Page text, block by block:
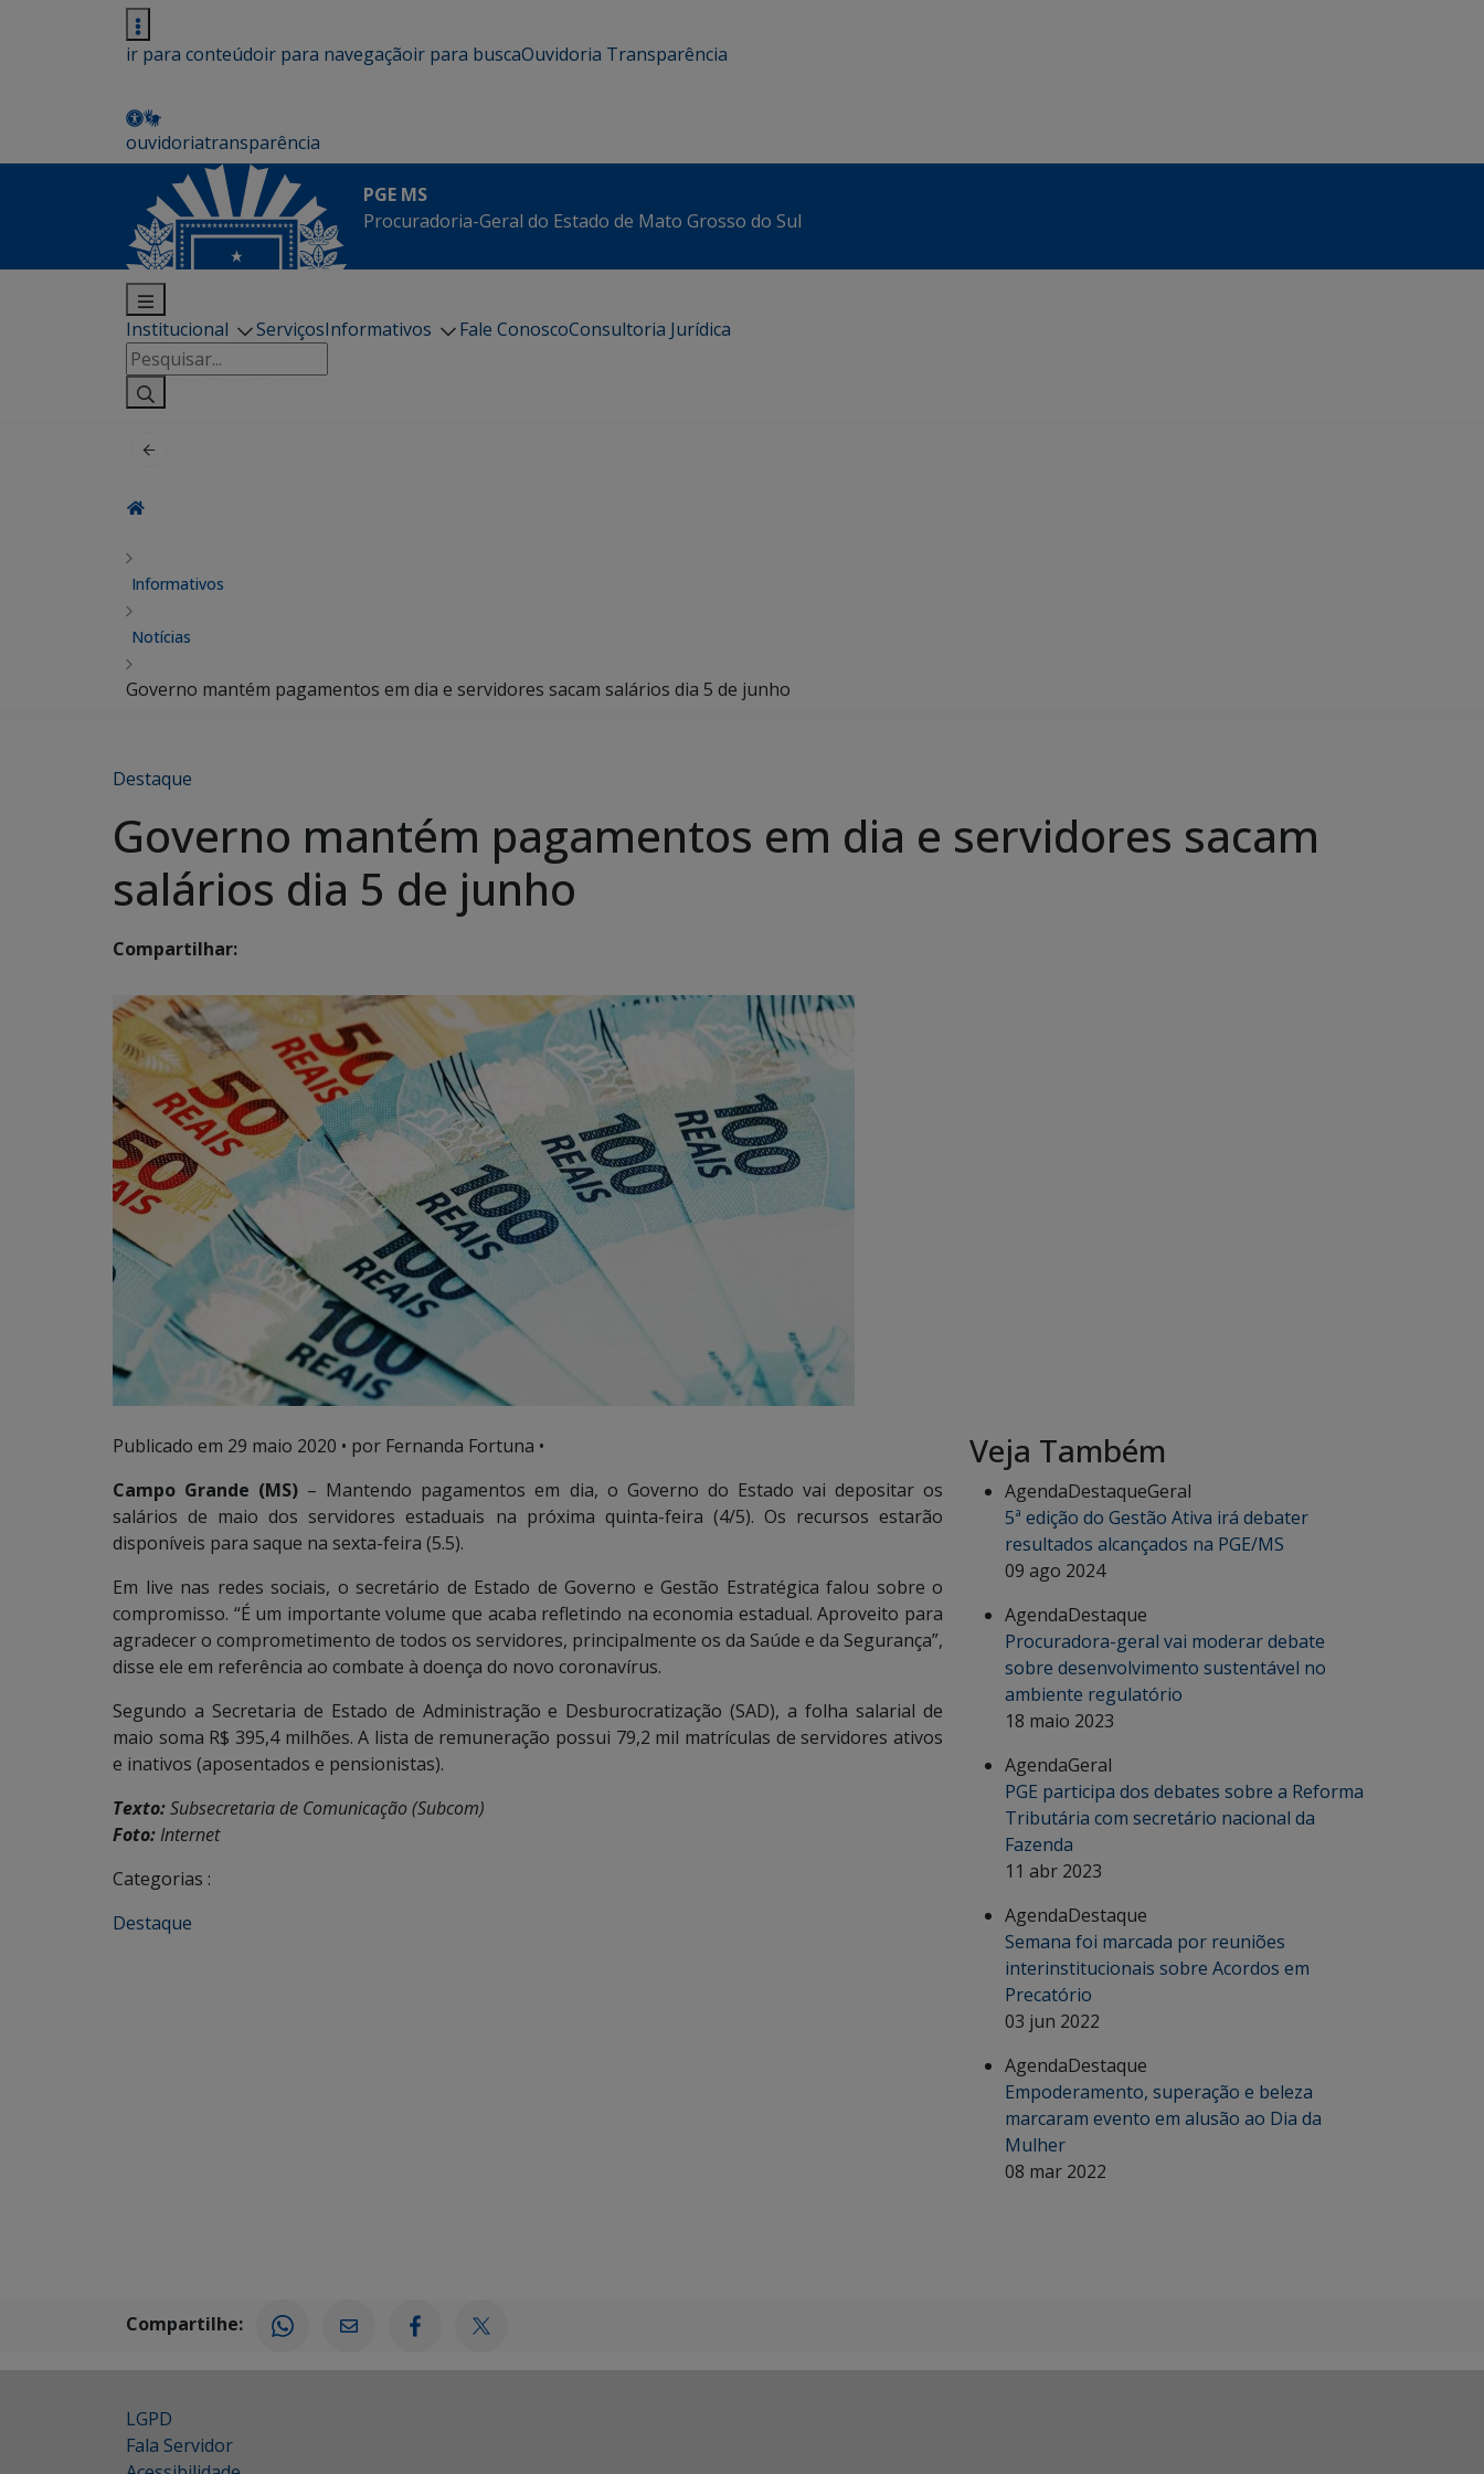
ir para conteúdoir para navegaçãoir para buscaOuvidoria Transparência
ouvidoriatransparência
PGE MS
Procuradoria-Geral do Estado de Mato Grosso do Sul
Institucional ServiçosInformativos Fale ConoscoConsultoria Jurídica
Pesquisar
por:
Informativos
Notícias
Governo mantém pagamentos em dia e servidores sacam salários dia 5 de junho
Destaque
Governo mantém pagamentos em dia e servidores sacam
salários dia 5 de junho
Compartilhar:
Publicado em 29 maio 2020 • por Fernanda Fortuna •
Campo Grande (MS) – Mantendo pagamentos em dia, o Governo do Estado vai depositar os
salários de maio dos servidores estaduais na próxima quinta-feira (4/5). Os recursos estarão
disponíveis para saque na sexta-feira (5.5).
Em live nas redes sociais, o secretário de Estado de Governo e Gestão Estratégica falou sobre o
compromisso. “É um importante volume que acaba refletindo na economia estadual. Aproveito para
agradecer o comprometimento de todos os servidores, principalmente os da Saúde e da Segurança”,
disse ele em referência ao combate à doença do novo coronavírus.
Segundo a Secretaria de Estado de Administração e Desburocratização (SAD), a folha salarial de
maio soma R$ 395,4 milhões. A lista de remuneração possui 79,2 mil matrículas de servidores ativos
e inativos (aposentados e pensionistas).
Texto:Subsecretaria de Comunicação (Subcom)
Foto:Internet
Categorias :
Destaque
Veja Também
AgendaDestaqueGeral
5ª edição do Gestão Ativa irá debater
resultados alcançados na PGE/MS
09 ago 2024
AgendaDestaque
Procuradora-geral vai moderar debate
sobre desenvolvimento sustentável no
ambiente regulatório
18 maio 2023
AgendaGeral
PGE participa dos debates sobre a Reforma
Tributária com secretário nacional da
Fazenda
11 abr 2023
AgendaDestaque
Semana foi marcada por reuniões
interinstitucionais sobre Acordos em
Precatório
03 jun 2022
AgendaDestaque
Empoderamento, superação e beleza
marcaram evento em alusão ao Dia da
Mulher
08 mar 2022
Compartilhe:
LGPD
Fala Servidor